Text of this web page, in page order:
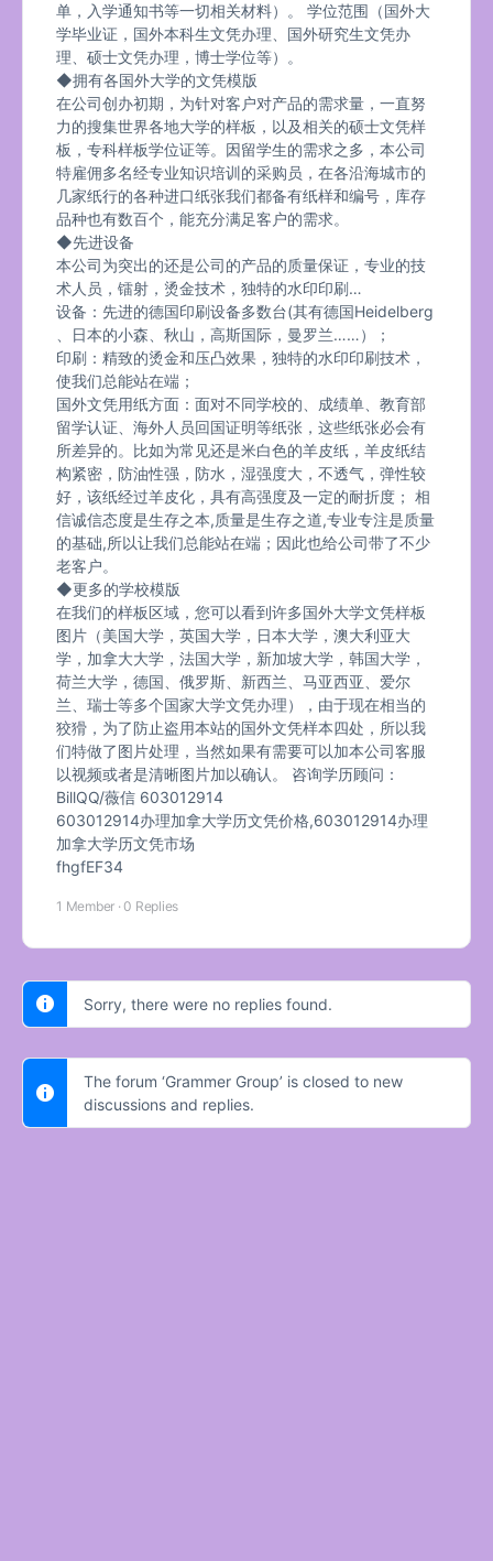
单，入学通知书等一切相关材料）。 学位范围（国外大
学毕业证，国外本科生文凭办理、国外研究生文凭办
理、硕士文凭办理，博士学位等）。
◆拥有各国外大学的文凭模版
在公司创办初期，为针对客户对产品的需求量，一直努
力的搜集世界各地大学的样板，以及相关的硕士文凭样
板，专科样板学位证等。因留学生的需求之多，本公司
特雇佣多名经专业知识培训的采购员，在各沿海城市的
几家纸行的各种进口纸张我们都备有纸样和编号，库存
品种也有数百个，能充分满足客户的需求。
◆先进设备
本公司为突出的还是公司的产品的质量保证，专业的技
术人员，镭射，烫金技术，独特的水印印刷…
设备：先进的德国印刷设备多数台(其有德国Heidelberg
、日本的小森、秋山，高斯国际，曼罗兰……）；
印刷：精致的烫金和压凸效果，独特的水印印刷技术，
使我们总能站在端；
国外文凭用纸方面：面对不同学校的、成绩单、教育部
留学认证、海外人员回国证明等纸张，这些纸张必会有
所差异的。比如为常见还是米白色的羊皮纸，羊皮纸结
构紧密，防油性强，防水，湿强度大，不透气，弹性较
好，该纸经过羊皮化，具有高强度及一定的耐折度； 相
信诚信态度是生存之本,质量是生存之道,专业专注是质量
的基础,所以让我们总能站在端；因此也给公司带了不少
老客户。
◆更多的学校模版
在我们的样板区域，您可以看到许多国外大学文凭样板
图片（美国大学，英国大学，日本大学，澳大利亚大
学，加拿大大学，法国大学，新加坡大学，韩国大学，
荷兰大学，德国、俄罗斯、新西兰、马亚西亚、爱尔
兰、瑞士等多个国家大学文凭办理），由于现在相当的
狡猾，为了防止盗用本站的国外文凭样本四处，所以我
们特做了图片处理，当然如果有需要可以加本公司客服
以视频或者是清晰图片加以确认。 咨询学历顾问：
BillQQ/薇信 603012914
603012914办理加拿大学历文凭价格,603012914办理
加拿大学历文凭市场
fhgfEF34
1 Member · 0 Replies
Sorry, there were no replies found.
The forum ‘Grammer Group’ is closed to new
discussions and replies.